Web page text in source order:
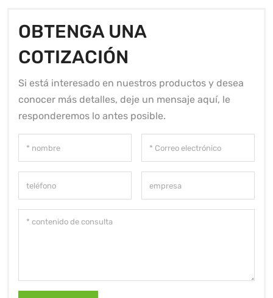
OBTENGA UNA
COTIZACIÓN
Si está interesado en nuestros productos y desea
conocer más detalles, deje un mensaje aquí, le
responderemos lo antes posible.